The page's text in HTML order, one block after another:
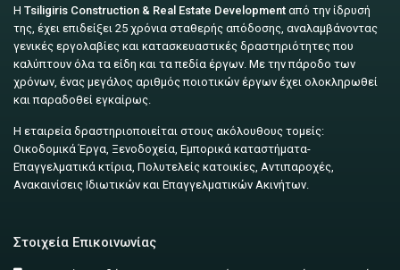
ΗTsiligiris Construction & Real Estate Development από την ίδρυσή
της, έχει επιδείξει 25 χρόνια σταθερής απόδοσης, αναλαμβάνοντας
γενικές εργολαβίες και κατασκευαστικές δραστηριότητες που
καλύπτουν όλα τα είδη και τα πεδία έργων. Με την πάροδο των
χρόνων, ένας μεγάλος αριθμός ποιοτικών έργων έχει ολοκληρωθεί
και παραδοθεί εγκαίρως.
Η εταιρεία δραστηριοποιείται στους ακόλουθους τομείς:
Οικοδομικά Έργα, Ξενοδοχεία, Εμπορικά καταστήματα-
Επαγγελματικά κτίρια, Πολυτελείς κατοικίες, Αντιπαροχές,
Ανακαινίσεις Ιδιωτικών και Επαγγελματικών Ακινήτων.
Στοιχεία Επικοινωνίας